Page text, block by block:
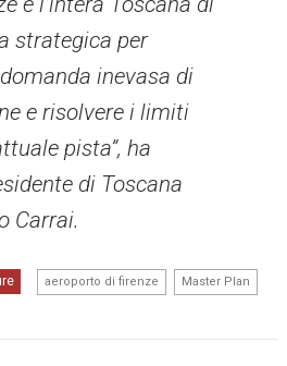
strategica per
inevasa di
e risolvere i limiti
pista”, ha
di Toscana
Carrai.
aeroporto di firenze Master Plan